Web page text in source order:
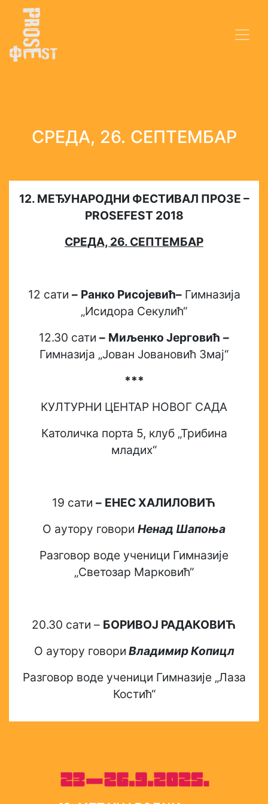
СРЕДА, 26. СЕПТЕМБАР
12. МЕЂУНАРОДНИ ФЕСТИВАЛ ПРОЗЕ –
PROSEFEST 2018
СРЕДА, 26. СЕПТЕМБАР
12 сати – Ранко Рисојевић–Гимназија
„Исидора Секулић“
12.30 сати – Миљенко Јерговић –
Гимназија „Јован Јовановић Змај“
***
КУЛТУРНИ ЦЕНТАР НОВОГ САДА
Католичка порта 5, клуб „Трибина
младих“
19 сати – ЕНЕС ХАЛИЛОВИЋ
О аутору говори Ненад Шапоња
Разговор воде ученици Гимназије
„Светозар Марковић“
20.30 сати – БОРИВОЈ РАДАКОВИЋ
О аутору говори Владимир Копицл
Разговор воде ученици Гимназије „Лаза
Костић“